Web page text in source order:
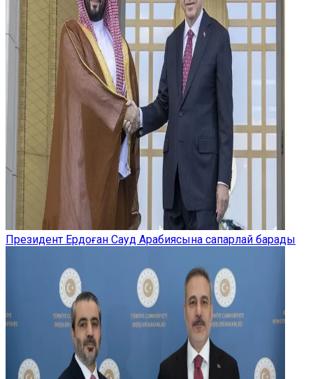
Президент Ердоған Сауд Арабиясына сапарлай барады